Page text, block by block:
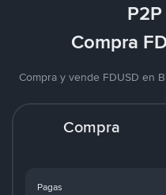
Compra
Compra y vende FDUSD en
Compra
Pagas